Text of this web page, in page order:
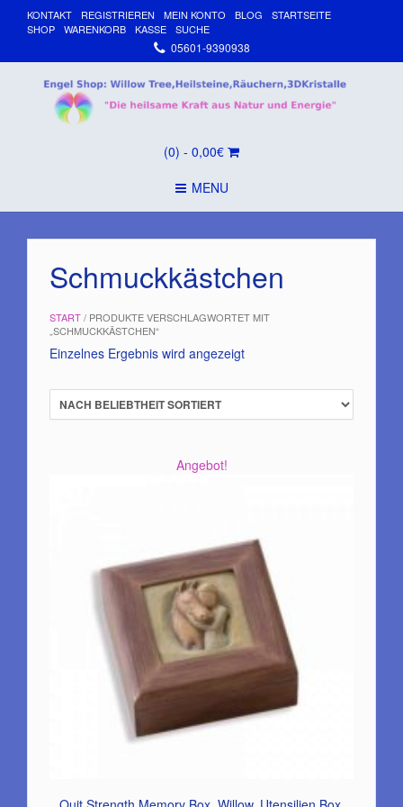
KONTAKT REGISTRIEREN MEIN KONTO BLOG
STARTSEITE
SHOP
WARENKORB KASSE SUCHE
05601-9390938
(0) - 0,00€
MENU
START/ PRODUKTE VERSCHLAGWORTET MIT
„SCHMUCKKÄSTCHEN“
Schmuckkästchen
Einzelnes Ergebnis wird angezeigt
Angebot!